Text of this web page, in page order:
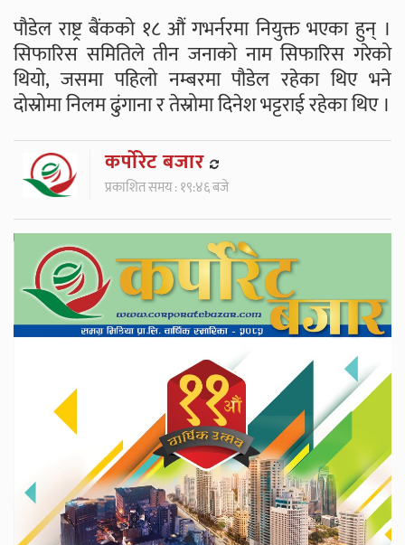
पौडेल राष्ट्र बैंकको १८ औं गभर्नरमा नियुक्त भएका हुन् ।
सिफारिस समितिले तीन जनाको नाम सिफारिस गरेको
थियो, जसमा पहिलो नम्बरमा पौडेल रहेका थिए भने
दोस्रोमा निलम ढुंगाना र तेस्रोमा दिनेश भट्टराई रहेका थिए ।
कर्पाेरेट बजार
प्रकाशित समय : १९:४६ बजे